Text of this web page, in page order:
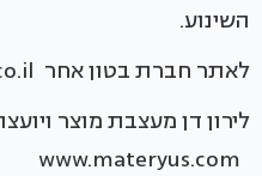
השינוע.
לאתר חברת בטון אחר www.betonaher.co.il
לירון דן מעצבת מוצר